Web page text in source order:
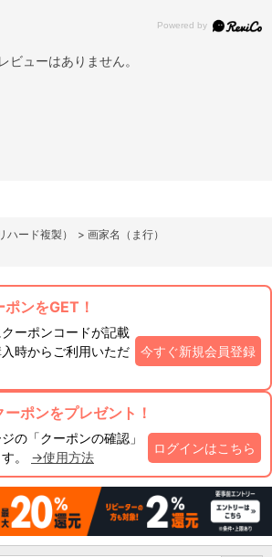
レビューはありません。
ハード複製） > 画家名（ま行）
ンをGET！
ーポンコードが記載
時からご利用いただ
今すぐ新規会員登録
ポンをプレゼント！
の「クーポンの確認」
。 →使用方法
ログインはこちら